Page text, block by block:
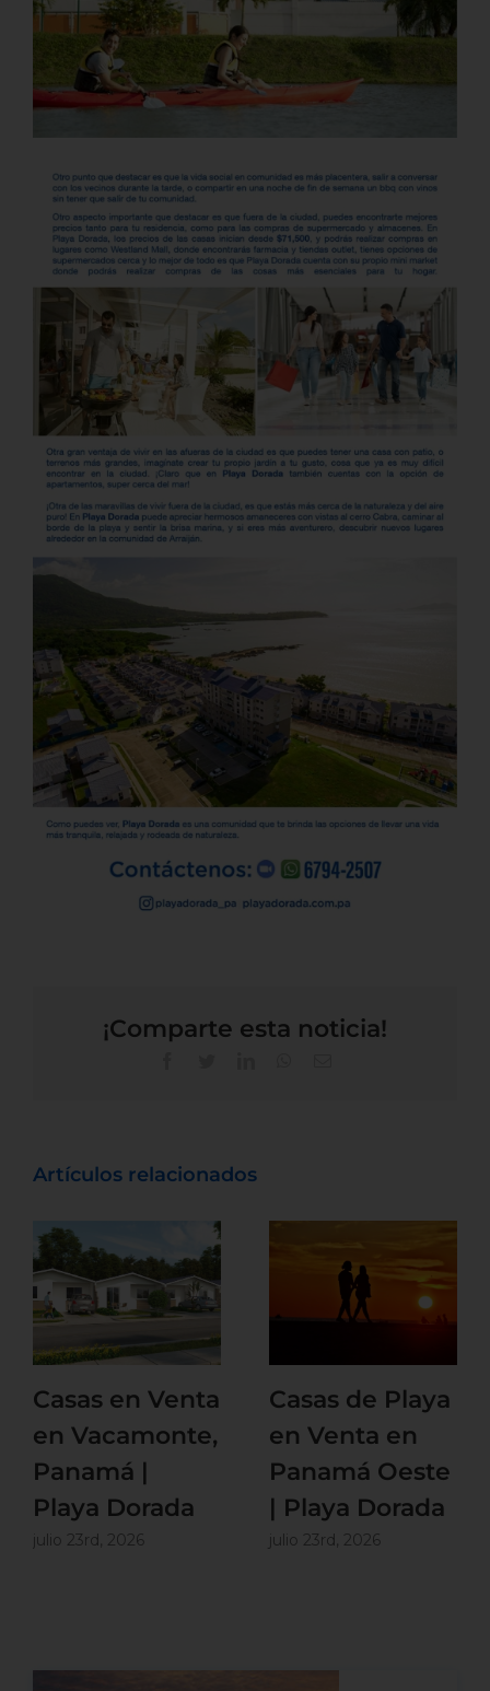
¡Comparte esta noticia!
Artículos relacionados
Casas en Venta
en Vacamonte,
Panamá |
Playa Dorada
julio 23rd, 2026
Casas de Playa
en Venta en
Panamá Oeste
| Playa Dorada
julio 23rd, 2026